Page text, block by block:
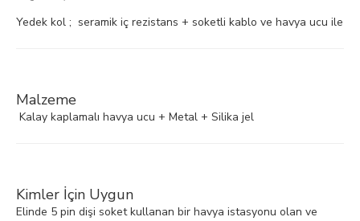
Yedek kol ; seramik iç rezistans + soketli kablo ve havya ucu ile
Malzeme
Kalay kaplamalı havya ucu + Metal + Silika jel
Kimler İçin Uygun
Elinde 5 pin dişi soket kullanan bir havya istasyonu olan ve